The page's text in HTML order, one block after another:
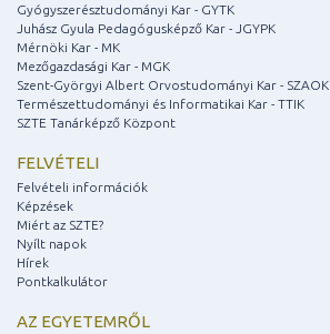
Gyógyszerésztudományi Kar - GYTK
Juhász Gyula Pedagógusképző Kar - JGYPK
Mérnöki Kar - MK
Mezőgazdasági Kar - MGK
Szent-Györgyi Albert Orvostudományi Kar - SZAOK
Természettudományi és Informatikai Kar - TTIK
SZTE Tanárképző Központ
FELVÉTELI
Felvételi információk
Képzések
Miért az SZTE?
Nyílt napok
Hírek
Pontkalkulátor
AZ EGYETEMRŐL